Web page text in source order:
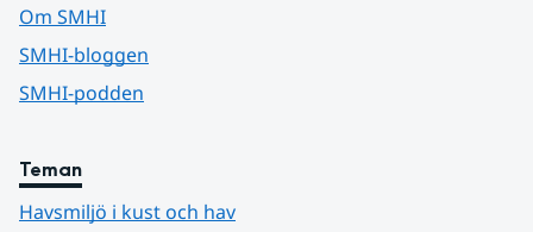
Om SMHI
SMHI-bloggen
SMHI-podden
Teman
Havsmiljö i kust och hav